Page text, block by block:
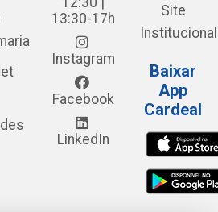
13:30-17h
Instagram
Facebook
LinkedIn
Site
Institucional
Baixar
App
Cardeal